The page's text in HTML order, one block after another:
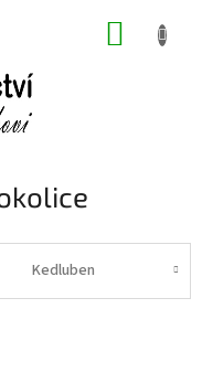
Kedluben